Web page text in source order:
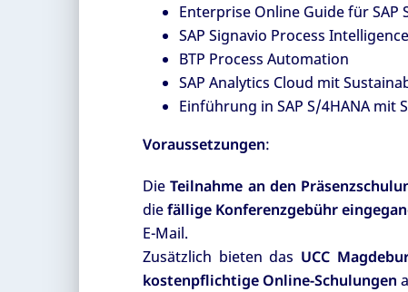
Enterprise Online Guide für SAP
SAP Signavio Process Intelligence
BTP Process Automation
SAP Analytics Cloud mit
Einführung in SAP S/4HANA mit
Voraussetzungen:
DieTeilnahme an den
diefällige Konferenzgebühr
E-Mail.
Zusätzlich bieten das UCC
kostenpflichtige Online-Schulungen